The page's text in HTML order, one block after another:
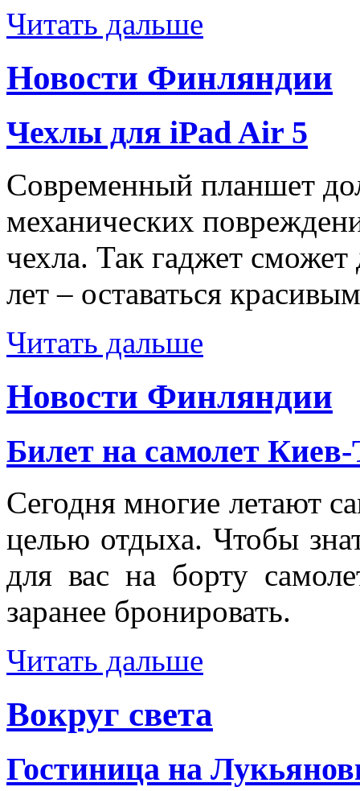
Читать дальше
Новости Финляндии
Чехлы для iPad Air 5
Современный планшет
механических
чехла. Так гаджет сможет
лет – оставаться
Читать дальше
Новости Финляндии
Билет на самолет
Сегодня многие летают
целью отдыха. Чтобы
для вас на борту
заранее бронировать.
Читать дальше
Вокруг света
Гостиница на